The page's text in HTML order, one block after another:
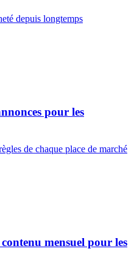
depuis longtemps
pour les
de chaque place de marché
mensuel pour les